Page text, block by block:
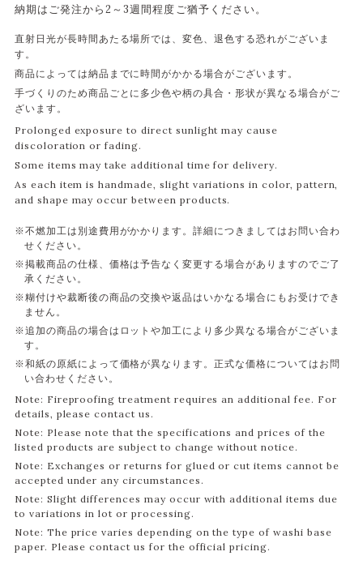
納期はご発注から2～3週間程度ご猶予ください。
直射日光が長時間あたる場所では、変色、退色する恐れがございま
す。
商品によっては納品までに時間がかかる場合がございます。
手づくりのため商品ごとに多少色や柄の具合・形状が異なる場合がご
ざいます。
Prolonged exposure to direct sunlight may cause
discoloration or fading.
Some items may take additional time for delivery.
As each item is handmade, slight variations in color, pattern,
and shape may occur between products.
※不燃加工は別途費用がかかります。詳細につきましてはお問い合わ
せください。
※掲載商品の仕様、価格は予告なく変更する場合がありますのでご了
承ください。
※糊付けや裁断後の商品の交換や返品はいかなる場合にもお受けでき
ません。
※追加の商品の場合はロットや加工により多少異なる場合がございま
す。
※和紙の原紙によって価格が異なります。正式な価格についてはお問
い合わせください。
Note: Fireproofing treatment requires an additional fee. For
details, please contact us.
Note: Please note that the specifications and prices of the
listed products are subject to change without notice.
Note: Exchanges or returns for glued or cut items cannot be
accepted under any circumstances.
Note: Slight differences may occur with additional items due
to variations in lot or processing.
Note: The price varies depending on the type of washi base
paper. Please contact us for the official pricing.